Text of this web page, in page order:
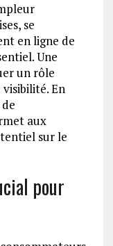
se
en ligne de
Une
un rôle
En
aux
sur le
pour